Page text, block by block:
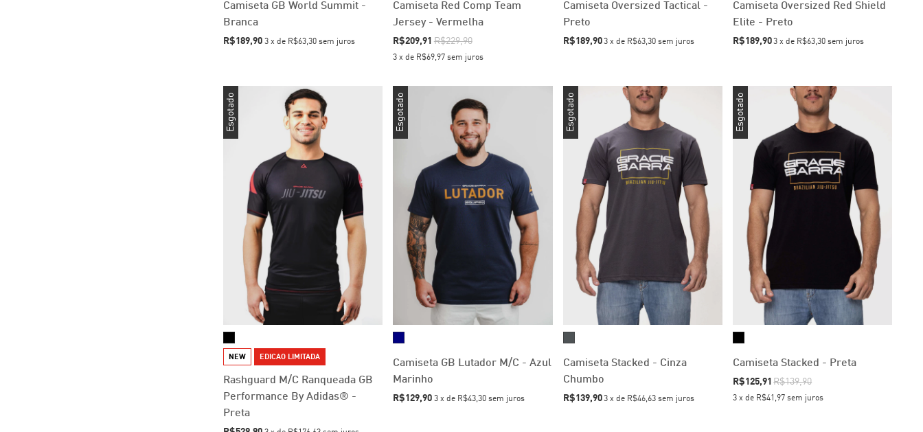
Camiseta GB World Summit -
Branca
R$189,90 3 x de R$63,30 sem juros
Camiseta Red Comp Team
Jersey - Vermelha
R$209,91 R$229,90
3 xde R$69,97 sem juros
Camiseta Oversized Tactical -
Preto
R$189,90 3 x de R$63,30 sem juros
Camiseta Oversized Red Shield
Elite - Preto
R$189,90 3 xde R$63,30 sem juros
Esgotado
NEW EDICAO LIMITADA
Rashguard M/C Ranqueada GB
Performance By Adidas® -
Preta
Esgotado
Camiseta GB Lutador M/C - Azul
Marinho
R$129,90 3 x de R$43,30 sem juros
Esgotado
Camiseta Stacked - Cinza
Chumbo
R$139,90 3 x de R$46,63 sem juros
Esgotado
Camiseta Stacked - Preta
R$125,91 R$139,90
3 x de R$41,97 sem juros